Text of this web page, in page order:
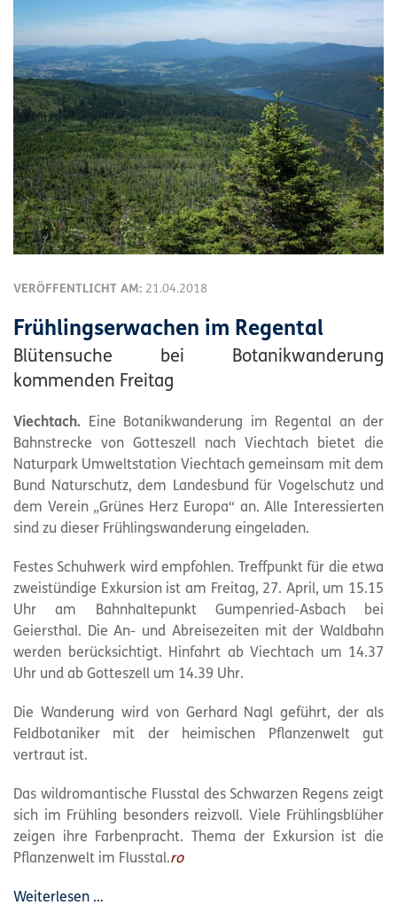
VERÖFFENTLICHT AM: 21.04.2018
Frühlingserwachen im Regental
Blütensuche bei Botanikwanderung
kommenden Freitag
Viechtach. Eine Botanikwanderung im Regental an der
Bahnstrecke von Gotteszell nach Viechtach bietet die
Naturpark Umweltstation Viechtach gemeinsam mit dem
Bund Naturschutz, dem Landesbund für Vogelschutz und
dem Verein „Grünes Herz Europa“ an. Alle Interessierten
sind zu dieser Frühlingswanderung eingeladen.
Festes Schuhwerk wird empfohlen. Treffpunkt für die etwa
zweistündige Exkursion ist am Freitag, 27. April, um 15.15
Uhr am Bahnhaltepunkt Gumpenried-Asbach bei
Geiersthal. Die An- und Abreisezeiten mit der Waldbahn
werden berücksichtigt. Hinfahrt ab Viechtach um 14.37
Uhr und ab Gotteszell um 14.39 Uhr.
Die Wanderung wird von Gerhard Nagl geführt, der als
Feldbotaniker mit der heimischen Pflanzenwelt gut
vertraut ist.
Das wildromantische Flusstal des Schwarzen Regens zeigt
sich im Frühling besonders reizvoll. Viele Frühlingsblüher
zeigen ihre Farbenpracht. Thema der Exkursion ist die
Pflanzenwelt im Flusstal.ro
Weiterlesen …